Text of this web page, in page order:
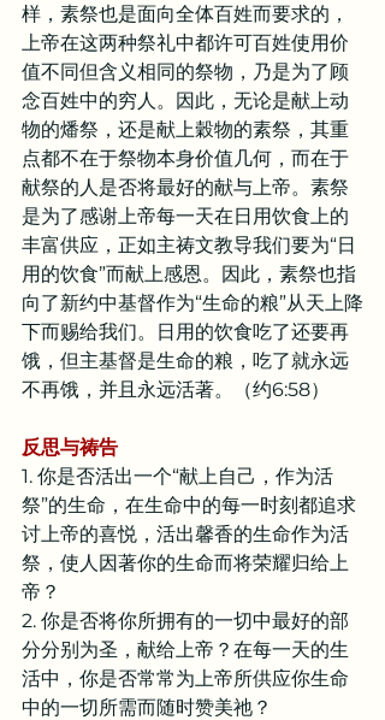
样，素祭也是面向全体百姓而要求的，
上帝在这两种祭礼中都许可百姓使用价
值不同但含义相同的祭物，乃是为了顾
念百姓中的穷人。因此，无论是献上动
物的燔祭，还是献上穀物的素祭，其重
点都不在于祭物本身价值几何，而在于
献祭的人是否将最好的献与上帝。素祭
是为了感谢上帝每一天在日用饮食上的
丰富供应，正如主祷文教导我们要为“日
用的饮食”而献上感恩。因此，素祭也指
向了新约中基督作为“生命的粮”从天上降
下而赐给我们。日用的饮食吃了还要再
饿，但主基督是生命的粮，吃了就永远
不再饿，并且永远活著。（约6:58）
反思与祷告
1. 你是否活出一个“献上自己，作为活
祭”的生命，在生命中的每一时刻都追求
讨上帝的喜悦，活出馨香的生命作为活
祭，使人因著你的生命而将荣耀归给上
帝？
2. 你是否将你所拥有的一切中最好的部
分分别为圣，献给上帝？在每一天的生
活中，你是否常常为上帝所供应你生命
中的一切所需而随时赞美祂？